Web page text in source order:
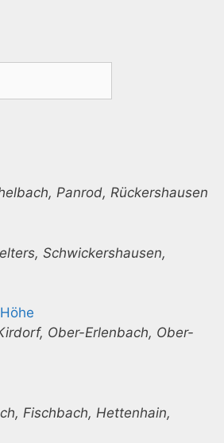
Panrod, Rückershausen
Schwickershausen,
Ober-Erlenbach, Ober-
Fischbach, Hettenhain,